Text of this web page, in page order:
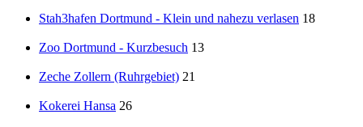
Stah3hafen Dortmund - Klein und nahezu verlasen 18
Zoo Dortmund - Kurzbesuch 13
Zeche Zollern (Ruhrgebiet) 21
Kokerei Hansa 26